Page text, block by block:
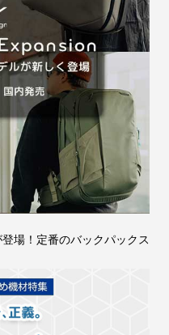
場！定番のバックパックス